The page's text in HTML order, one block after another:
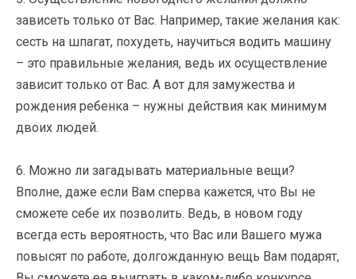
зависеть только от Вас. Например, такие желания как:
сесть на шпагат, похудеть, научиться водить машину
– это правильные желания, ведь их осуществление
зависит только от Вас. А вот для замужества и
рождения ребенка – нужны действия как минимум
двоих людей.
6. Можно ли загадывать материальные вещи?
Вполне, даже если Вам сперва кажется, что Вы не
сможете себе их позволить. Ведь, в новом году
всегда есть вероятность, что Вас или Вашего мужа
повысят по работе, долгожданную вещь Вам подарят,